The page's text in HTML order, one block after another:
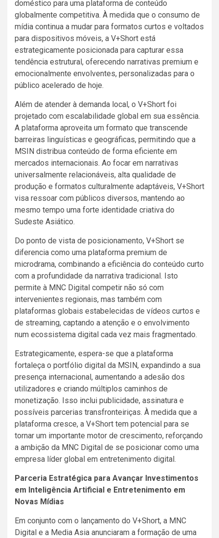
doméstico para uma plataforma de conteúdo
globalmente competitiva. À medida que o consumo de
mídia continua a mudar para formatos curtos e voltados
para dispositivos móveis, a V+Short está
estrategicamente posicionada para capturar essa
tendência estrutural, oferecendo narrativas premium e
emocionalmente envolventes, personalizadas para o
público acelerado de hoje.
Além de atender à demanda local, o V+Short foi
projetado com escalabilidade global em sua essência.
A plataforma aproveita um formato que transcende
barreiras linguísticas e geográficas, permitindo que a
MSIN distribua conteúdo de forma eficiente em
mercados internacionais. Ao focar em narrativas
universalmente relacionáveis, alta qualidade de
produção e formatos culturalmente adaptáveis, V+Short
visa ressoar com públicos diversos, mantendo ao
mesmo tempo uma forte identidade criativa do
Sudeste Asiático.
Do ponto de vista de posicionamento, V+Short se
diferencia como uma plataforma premium de
microdrama, combinando a eficiência do conteúdo curto
com a profundidade da narrativa tradicional. Isto
permite à MNC Digital competir não só com
intervenientes regionais, mas também com
plataformas globais estabelecidas de vídeos curtos e
de streaming, captando a atenção e o envolvimento
num ecossistema digital cada vez mais fragmentado.
Estrategicamente, espera-se que a plataforma
fortaleça o portfólio digital da MSIN, expandindo a sua
presença internacional, aumentando a adesão dos
utilizadores e criando múltiplos caminhos de
monetização. Isso inclui publicidade, assinatura e
possíveis parcerias transfronteiriças. À medida que a
plataforma cresce, a V+Short tem potencial para se
tornar um importante motor de crescimento, reforçando
a ambição da MNC Digital de se posicionar como uma
empresa líder global em entretenimento digital.
Parceria Estratégica para Avançar Investimentos
em Inteligência Artificial e Entretenimento em
Novas Mídias
Em conjunto com o lançamento do V+Short, a MNC
Digital e a Media Asia anunciaram a formação de uma